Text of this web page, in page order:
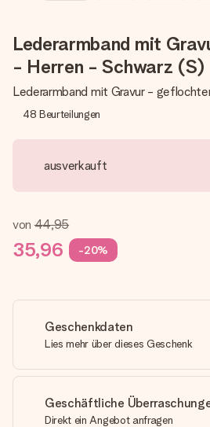
Lederarmband mit
- Herren - Schwarz (S)
Lederarmband mit Gravur -
48 Beurteilungen
ausverkauft
von 44,95
35,96 -20%
Geschenkdaten
Lies mehr über dieses Geschenk
Geschäftliche
Direkt ein Angebot anfragen